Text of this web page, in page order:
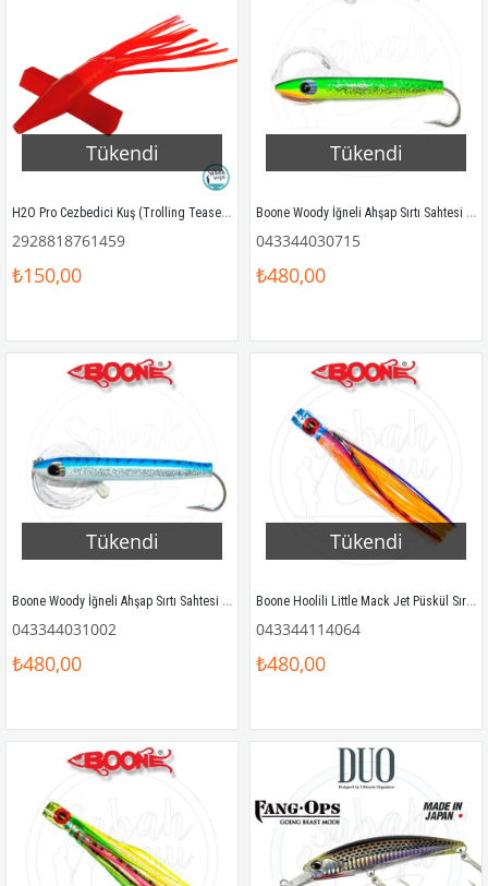
Tükendi
H2O Pro Cezbedici Kuş (Trolling Teaser Bird) 24cm Pembe
2928818761459
₺150,00
Tükendi
Boone Woody İğneli Ahşap Sırtı Sahtesi 15cm Yeşil Sarı
043344030715
₺480,00
Tükendi
Boone Woody İğneli Ahşap Sırtı Sahtesi 15cm Mavi Mackerel
043344031002
₺480,00
Tükendi
Boone Hoolili Little Mack Jet Püskül Sırtı Sahtesi 19cm 57gr Rainbow Turuncu
043344114064
₺480,00